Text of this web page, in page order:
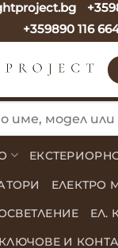
+359890 116
ЕЛЕКТРО
ЕЛ.
КЛЮЧОВЕ И